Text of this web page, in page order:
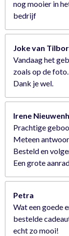
nog mooier in
bedrijf
Joke van
Vandaag het
zoals op de
Dank je wel.
Irene
Prachtige
Meteen
Besteld en
Een grote
Petra
Wat een goede
bestelde
echt zo mooi!